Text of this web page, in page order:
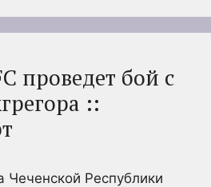
проведет бой с
::
Республики